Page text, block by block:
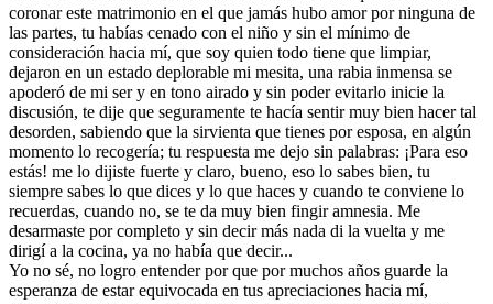
coronar este matrimonio en el que jamás hubo amor por ninguna de
las partes, tu habías cenado con el niño y sin el mínimo de
consideración hacia mí, que soy quien todo tiene que limpiar,
dejaron en un estado deplorable mi mesita, una rabia inmensa se
apoderó de mi ser y en tono airado y sin poder evitarlo inicie la
discusión, te dije que seguramente te hacía sentir muy bien hacer tal
desorden, sabiendo que la sirvienta que tienes por esposa, en algún
momento lo recogería; tu respuesta me dejo sin palabras: ¡Para eso
estás! me lo dijiste fuerte y claro, bueno, eso lo sabes bien, tu
siempre sabes lo que dices y lo que haces y cuando te conviene lo
recuerdas, cuando no, se te da muy bien fingir amnesia. Me
desarmaste por completo y sin decir más nada di la vuelta y me
dirigí a la cocina, ya no había que decir...
Yo no sé, no logro entender por que por muchos años guarde la
esperanza de estar equivocada en tus apreciaciones hacia mí,